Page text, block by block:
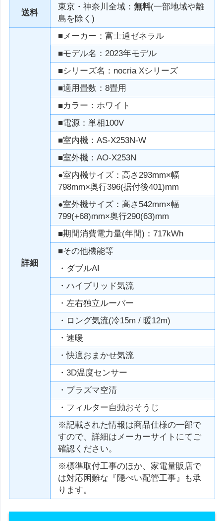
送料
東京・神奈川全域：無料(一部地域や離
島を除く)
詳細
■メーカー：富士通ゼネラル
■モデル名：2023年モデル
■シリーズ名：nocria Xシリーズ
■適用畳数：8畳用
■カラー：ホワイト
■電源：単相100V
■室内機：AS-X253N-W
■室外機：AO-X253N
●室内機サイズ：高さ293mm×幅
798mm×奥行396(据付後401)mm
●室外機サイズ：高さ542mm×幅
799(+68)mm×奥行290(63)mm
■期間消費電力量(年間)：717kWh
■その他機能等
・ダブルAI
・ハイブリッド気流
・左右独立ルーバー
・ロング気流(冷15m / 暖12m)
・速暖
・快適おまかせ気流
・3D温度センサー
・プラズマ空清
・フィルター自動おそうじ
※記載された情報は商品仕様の一部で
すので、詳細はメーカーサイトにてご
確認ください。
※標準取付工事のほか、家電量販店で
は対応困難な『隠ぺい配管工事』も承
ります。